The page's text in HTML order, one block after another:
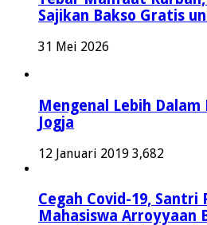
Sajikan Bakso Gratis
31 Mei 2026
Mengenal Lebih Dalam
Jogja
12 Januari 2019 3,682
Cegah Covid-19, Santri
Mahasiswa Arroyyaan